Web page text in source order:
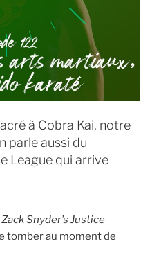
à Cobra Kai, notre
parle aussi du
League qui arrive
Zack Snyder’s Justice
tomber au moment de